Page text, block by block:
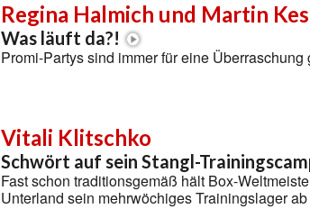
Regina Halmich und Martin
Was läuft da?!
Promi-Partys sind immer für eine
Vitali Klitschko
Schwört auf sein Stangl-
Fast schon traditionsgemäß hält Box-
Unterland sein mehrwöchiges Trainingslager